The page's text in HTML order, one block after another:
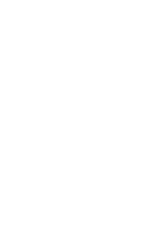
exhibition, and